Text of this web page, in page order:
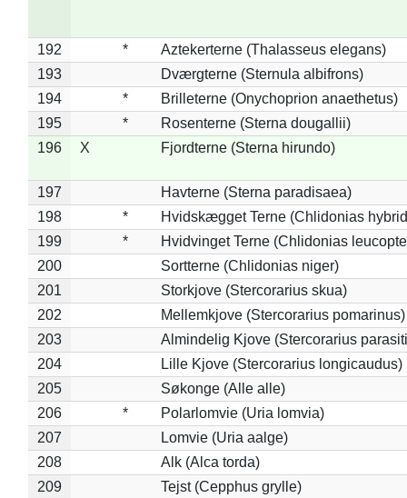
192 *
Aztekerterne (Thalasseus elegans)
193
Dværgterne (Sternula albifrons)
194
*
Brilleterne (Onychoprion anaethetus)
195
*
Rosenterne (Sterna dougallii)
196
X Fjordterne (Sterna hirundo)
197
Havterne (Sterna paradisaea)
198
*
Hvidskægget Terne (Chlidonias
199
*
Hvidvinget Terne (Chlidonias
200
Sortterne (Chlidonias niger)
201
Storkjove (Stercorarius skua)
202
Mellemkjove (Stercorarius pomarinus)
203
Almindelig Kjove (Stercorarius
204
Lille Kjove (Stercorarius longicaudus)
205
Søkonge (Alle alle)
206
*
Polarlomvie (Uria lomvia)
207
Lomvie (Uria aalge)
208
Alk (Alca torda)
209
Tejst (Cepphus grylle)